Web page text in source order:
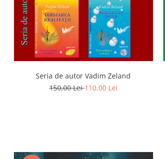
Seria de autor Vadim Zeland
150,00 Lei110,00 Lei